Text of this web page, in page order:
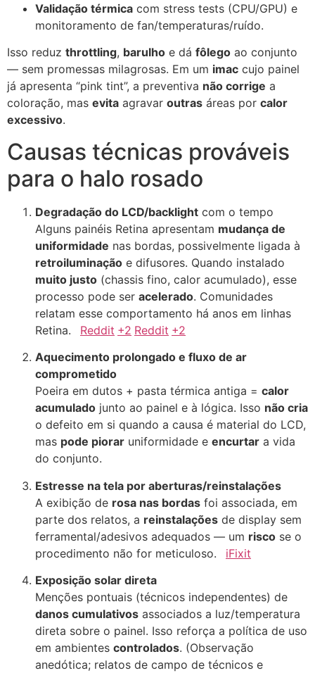
Validação térmica com stress tests (CPU/GPU) e
monitoramento de fan/temperaturas/ruído.
Isso reduz throttling, barulho e dá fôlego ao conjunto
— sem promessas milagrosas. Em um imac cujo painel
já apresenta “pink tint”, a preventiva não corrige a
coloração, mas evita agravar outras áreas por calor
excessivo.
Causas técnicas prováveis
para o halo rosado
Degradação do LCD/backlight com o tempo
Alguns painéis Retina apresentam mudança de
uniformidade nas bordas, possivelmente ligada à
retroiluminação e difusores. Quando instalado
muito justo (chassis fino, calor acumulado), esse
processo pode ser acelerado. Comunidades
relatam esse comportamento há anos em linhas
Retina.
Reddit +2 Reddit +2
Aquecimento prolongado e fluxo de ar
comprometido
Poeira em dutos + pasta térmica antiga = calor
acumulado junto ao painel e à lógica. Isso não cria
o defeito em si quando a causa é material do LCD,
mas pode piorar uniformidade e encurtar a vida
do conjunto.
Estresse na tela por aberturas/reinstalações
A exibição de rosa nas bordas foi associada, em
parte dos relatos, a reinstalações de display sem
ferramental/adesivos adequados — um risco se o
procedimento não for meticuloso.
iFixit
Exposição solar direta
Menções pontuais (técnicos independentes) de
danos cumulativos associados a luz/temperatura
direta sobre o painel. Isso reforça a política de uso
em ambientes controlados. (Observação
anedótica; relatos de campo de técnicos e